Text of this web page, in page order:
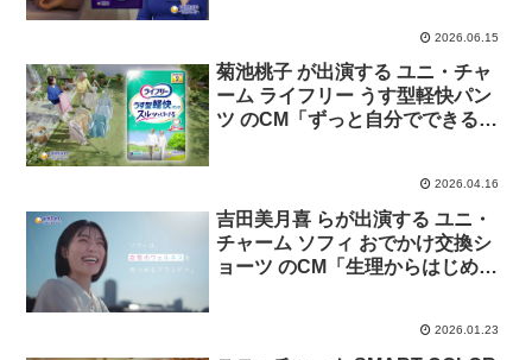
2026.06.15
菊池桃子 が出演する ユニ・チャ
ーム ライフリー うす型軽快パン
ツ のCM「ずっと自分でできる」
2026.04.16
吉田美月喜 らが出演する ユニ・
チャーム ソフィ おでかけ交換シ
ョーツ のCM「生理からはじめる
2026.01.23